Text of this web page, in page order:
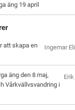
äng 19 april
Ingemar
att skapa en
äng den 8 maj,
Vårkvällvsvandring i